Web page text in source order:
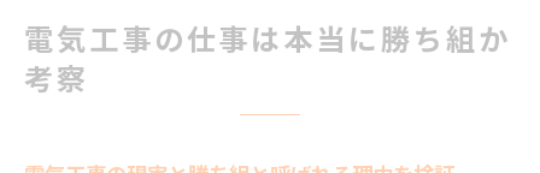
チームで働く電気工事の実際の環境
電気工事の仕事は本当に勝ち組か
考察